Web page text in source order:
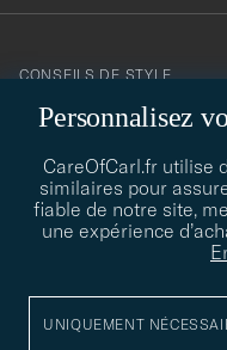
Personnalisez
CareOfCarl.fr utilise
similaires pour
fiable de notre site,
une expérience
UNIQUEMENT
CONSEILS DE STYLE
Besoin d'aide pour trouver
CONSEILS DE STYLE
© Care of Carl 2026